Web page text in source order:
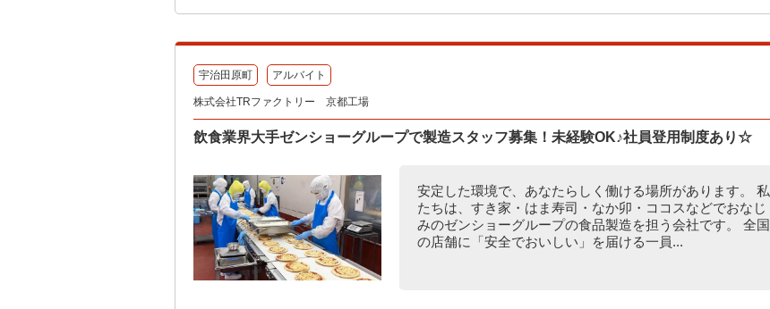
宇治田原町 アルバイト
株式会社TRファクトリー 京都工場
飲食業界大手ゼンショーグループで製造スタッフ募集！未経験OK♪社員登用制度あり☆
安定した環境で、あなたらしく働ける場所があります。 私
たちは、すき家・はま寿司・なか卯・ココスなどでおなじ
みのゼンショーグループの食品製造を担う会社です。 全国
の店舗に「安全でおいしい」を届ける一員...